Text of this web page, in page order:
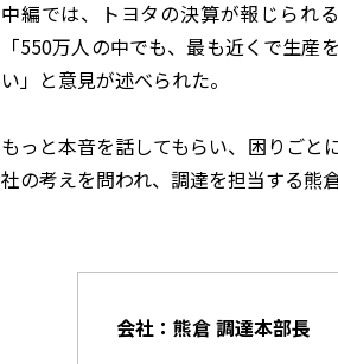
中編では、トヨタの決算が報じられ
「550万人の中でも、最も近くで生産
い」と意見が述べられた。
もっと本音を話してもらい、困りごと
社の考えを問われ、調達を担当する熊
会社：熊倉 調達本部長